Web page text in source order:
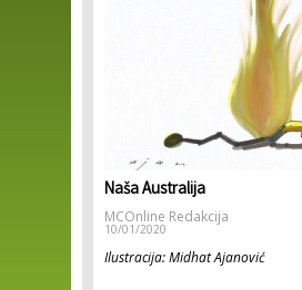
Naša Australija
MCOnline Redakcija
10/01/2020
Ilustracija: Midhat Ajanović